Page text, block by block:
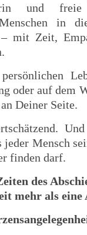
und freie
in
– mit Zeit,
oder auf dem
Deiner Seite.
jeder Mensch
finden darf.
des
mehr als eine